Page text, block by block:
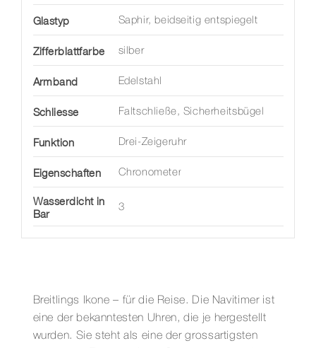
Glastyp Saphir, beidseitig entspiegelt
Zifferblattfarbe silber
Armband Edelstahl
Schliesse Faltschließe, Sicherheitsbügel
Funktion Drei-Zeigeruhr
Eigenschaften Chronometer
Wasserdicht in
Bar
3
Breitlings Ikone – für die Reise. Die Navitimer ist
eine der bekanntesten Uhren, die je hergestellt
wurden. Sie steht als eine der grossartigsten